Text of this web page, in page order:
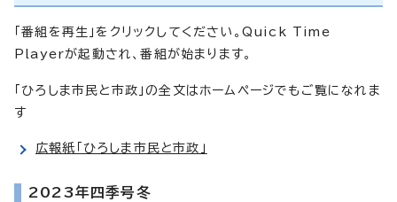
「番組を再生」をクリックしてください。Quick Time
Playerが起動され、番組が始まります。
「ひろしま市民と市政」の全文はホームページでもご覧になれま
す
広報紙「ひろしま市民と市政」
2023年四季号冬